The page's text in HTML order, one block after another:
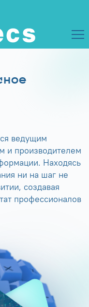
ведущим
и производителем
Находясь
ни на шаг не
создавая
профессионалов